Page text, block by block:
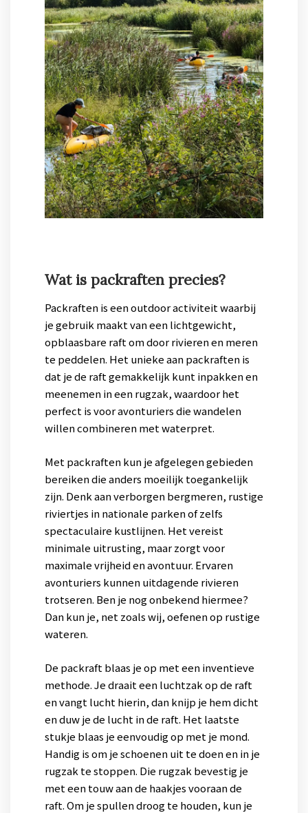
Wat is packraften precies?
Packraften is een outdoor activiteit waarbij
je gebruik maakt van een lichtgewicht,
opblaasbare raft om door rivieren en meren
te peddelen. Het unieke aan packraften is
dat je de raft gemakkelijk kunt inpakken en
meenemen in een rugzak, waardoor het
perfect is voor avonturiers die wandelen
willen combineren met waterpret.
Met packraften kun je afgelegen gebieden
bereiken die anders moeilijk toegankelijk
zijn. Denk aan verborgen bergmeren, rustige
riviertjes in nationale parken of zelfs
spectaculaire kustlijnen. Het vereist
minimale uitrusting, maar zorgt voor
maximale vrijheid en avontuur. Ervaren
avonturiers kunnen uitdagende rivieren
trotseren. Ben je nog onbekend hiermee?
Dan kun je, net zoals wij, oefenen op rustige
wateren.
De packraft blaas je op met een inventieve
methode. Je draait een luchtzak op de raft
en vangt lucht hierin, dan knijp je hem dicht
en duw je de lucht in de raft. Het laatste
stukje blaas je eenvoudig op met je mond.
Handig is om je schoenen uit te doen en in je
rugzak te stoppen. Die rugzak bevestig je
met een touw aan de haakjes vooraan de
raft. Om je spullen droog te houden, kun je